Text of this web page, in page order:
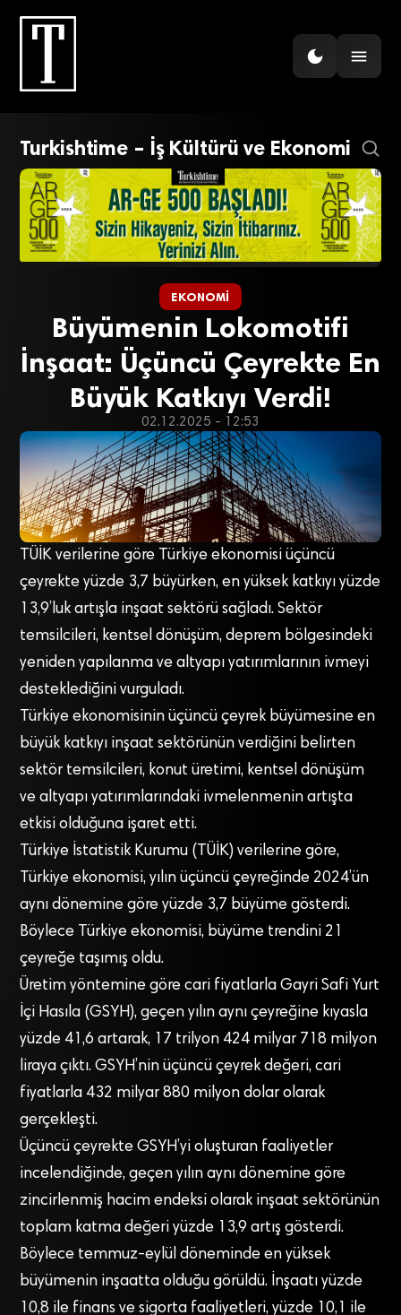
Turkishtime – İş Kültürü ve Ekonomi
EKONOMI
Büyümenin Lokomotifi
İnşaat: Üçüncü Çeyrekte En
Büyük Katkıyı Verdi!
02.12.2025 - 12:53
TÜİK verilerine göre Türkiye ekonomisi üçüncü
çeyrekte yüzde 3,7 büyürken, en yüksek katkıyı yüzde
13,9’luk artışla inşaat sektörü sağladı. Sektör
temsilcileri, kentsel dönüşüm, deprem bölgesindeki
yeniden yapılanma ve altyapı yatırımlarının ivmeyi
desteklediğini vurguladı.
Türkiye ekonomisinin üçüncü çeyrek büyümesine en
büyük katkıyı inşaat sektörünün verdiğini belirten
sektör temsilcileri, konut üretimi, kentsel dönüşüm
ve altyapı yatırımlarındaki ivmelenmenin artışta
etkisi olduğuna işaret etti.
Türkiye İstatistik Kurumu (TÜİK) verilerine göre,
Türkiye ekonomisi, yılın üçüncü çeyreğinde 2024’ün
aynı dönemine göre yüzde 3,7 büyüme gösterdi.
Böylece Türkiye ekonomisi, büyüme trendini 21
çeyreğe taşımış oldu.
Üretim yöntemine göre cari fiyatlarla Gayri Safi Yurt
İçi Hasıla (GSYH), geçen yılın aynı çeyreğine kıyasla
yüzde 41,6 artarak, 17 trilyon 424 milyar 718 milyon
liraya çıktı. GSYH’nin üçüncü çeyrek değeri, cari
fiyatlarla 432 milyar 880 milyon dolar olarak
gerçekleşti.
Üçüncü çeyrekte GSYH’yi oluşturan faaliyetler
incelendiğinde, geçen yılın aynı dönemine göre
zincirlenmiş hacim endeksi olarak inşaat sektörünün
toplam katma değeri yüzde 13,9 artış gösterdi.
Böylece temmuz-eylül döneminde en yüksek
büyümenin inşaatta olduğu görüldü. İnşaatı yüzde
10,8 ile finans ve sigorta faaliyetleri, yüzde 10,1 ile